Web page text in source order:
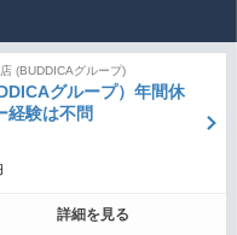
(BUDDICAグループ)
グループ）年間休
経験は不問
詳細を見る